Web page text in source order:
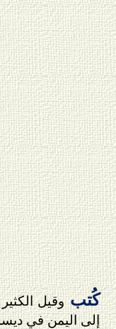
كُتب وقيل
إلى اليمن في ديسمبر/كانون